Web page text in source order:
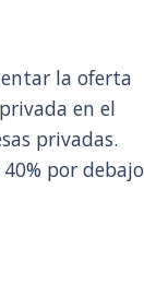
la oferta
en el
privadas.
por debajo